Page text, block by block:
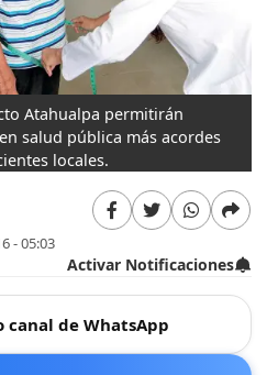
Atahualpa permitirán
salud pública más acordes
locales.
- 05:03
Activar Notificaciones
canal de WhatsApp